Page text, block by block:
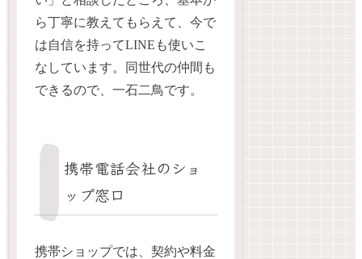
ら丁寧に教えてもらえて、今で
は自信を持ってLINEも使いこ
なしています。同世代の仲間も
できるので、一石二鳥です。
携帯電話会社のショ
ップ窓口
携帯ショップでは、契約や料金